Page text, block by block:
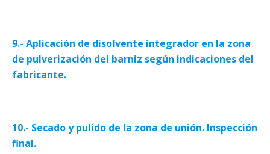
9.- Aplicación de disolvente integrador en la zona
de pulverización del barniz según indicaciones del
fabricante.
10.- Secado y pulido de la zona de unión. Inspección
final.